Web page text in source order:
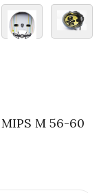
M 56-60